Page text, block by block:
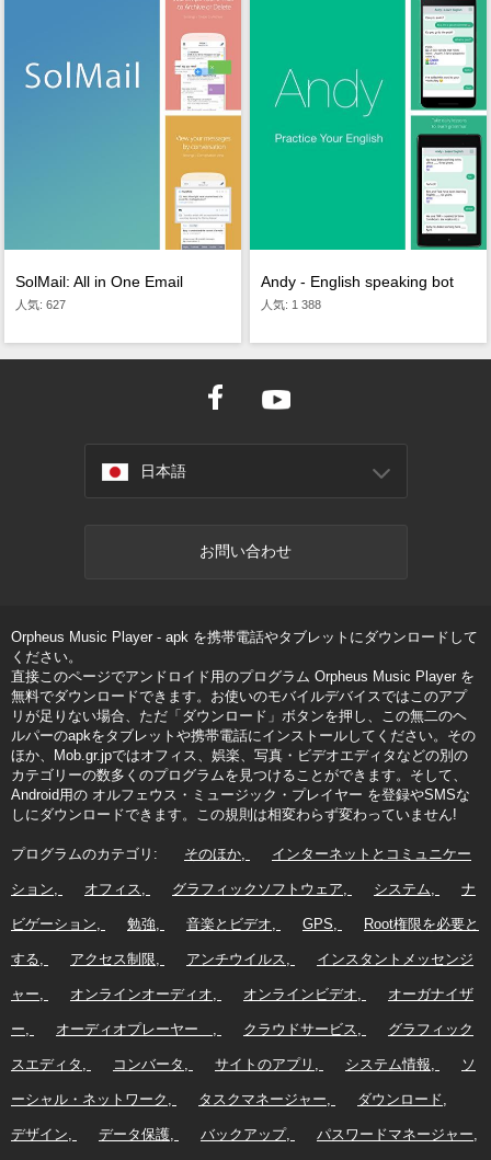
SolMail: All in One Email
人気: 627
Andy - English speaking bot
人気: 1 388
日本語
お問い合わせ
Orpheus Music Player - apk を携帯電話やタブレットにダウンロードして
ください。
直接このページでアンドロイド用のプログラム Orpheus Music Player を
無料でダウンロードできます。お使いのモバイルデバイスではこのアプ
リが足りない場合、ただ「ダウンロード」ボタンを押し、この無二のヘ
ルパーのapkをタブレットや携帯電話にインストールしてください。その
ほか、Mob.gr.jpではオフィス、娯楽、写真・ビデオエディタなどの別の
カテゴリーの数多くのプログラムを見つけることができます。そして、
Android用の オルフェウス・ミュージック・プレイヤー を登録やSMSな
しにダウンロードできます。この規則は相変わらず変わっていません!
プログラムのカテゴリ: そのほか インターネットとコミュニケー
ション オフィス グラフィックソフトウェア システム ナ
ビゲーション 勉強 音楽とビデオ GPS Root権限を必要と
する アクセス制限 アンチウイルス インスタントメッセンジ
ャー オンラインオーディオ オンラインビデオ オーガナイザ
ー オーディオプレーヤー クラウドサービス グラフィック
スエディタ コンバータ サイトのアプリ システム情報 ソ
ーシャル・ネットワーク タスクマネージャー ダウンロード
デザイン データ保護 バックアップ パスワードマネージャー